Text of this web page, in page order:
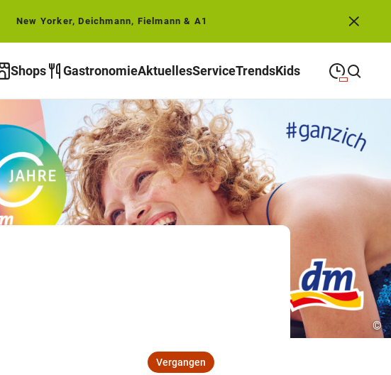
New Yorker, Deichmann, Fielmann & A1
Shops GastronomieAktuellesServiceTrendsKids
Suche schließenMontag
MONTAG 09:00—
Dienstag
DIENSTAG
Mittwoch
MITTWOCH
09:00—19:00
09:00—18:00
©
Vergangen